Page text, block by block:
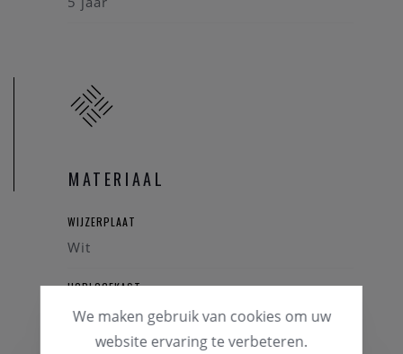
MATERIAAL
WIJZERPLAAT
Wit
HORLOGEKAST
Staal
We maken gebruik van cookies om uw
website ervaring te verbeteren.